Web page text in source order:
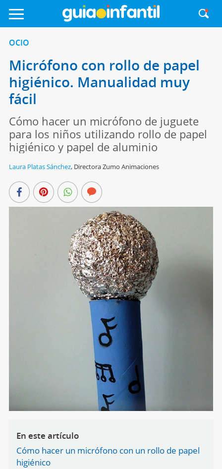
OCIO
Micrófono con rollo de papel
higiénico. Manualidad muy
fácil
Cómo hacer un micrófono de juguete
para los niños utilizando rollo de papel
higiénico y papel de aluminio
Laura Platas Sánchez, Directora Zumo Animaciones
En este artículo
Cómo hacer un micrófono con un rollo de papel
higiénico